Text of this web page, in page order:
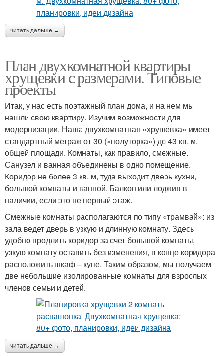
читать дальше →
План двухкомнатной квартиры
хрущевки с размерами. Типовые
проекты
Итак, у нас есть поэтажный план дома, и на нем мы
нашли свою квартиру. Изучим возможности для
модернизации. Наша двухкомнатная «хрущевка» имеет
стандартный метраж от 30 («полуторка») до 43 кв. м.
общей площади. Комнаты, как правило, смежные.
Санузел и ванная объединены в одно помещение.
Коридор не более 3 кв. м, туда выходит дверь кухни,
большой комнаты и ванной. Балкон или лоджия в
наличии, если это не первый этаж.
Смежные комнаты располагаются по типу «трамвай»: из
зала ведет дверь в узкую и длинную комнату. Здесь
удобно продлить коридор за счет большой комнаты,
узкую комнату оставить без изменения, в конце коридора
расположить шкаф – купе. Таким образом, мы получаем
две небольшие изолированные комнаты для взрослых
членов семьи и детей.
читать дальше →